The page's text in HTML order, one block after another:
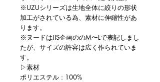
※UZUシリーズは生地全体に絞りの形状
加工がされている為、素材に伸縮性があ
ります。
※ヌードはJIS企画ののM〜Lで表記しまし
たが、サイズの許容は広く作られていま
す。
▷素材
ポリエステル : 100%